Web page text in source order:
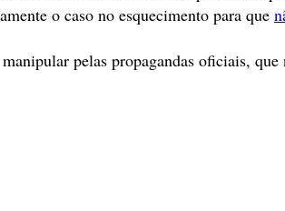
o caso no esquecimento para que
pelas propagandas oficiais,